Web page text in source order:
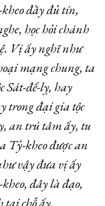
đầy đủ tín,
học hỏi chánh
Vị ấy nghĩ như
mạng chung, ta
Sát-đế-lỵ, hay
trong đại gia tộc
an trú tâm ấy, tu
Tỷ-kheo được an
vậy đưa vị ấy
đây là đạo,